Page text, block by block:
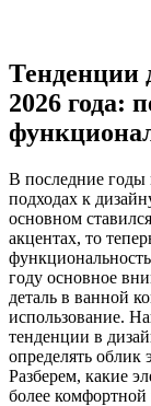
Тенденции
2026 года:
В последние годы
подходах к
основном
акцентах, то
году основное
деталь в ванной
использование.
тенденции в
определять облик
Разберем, какие
более